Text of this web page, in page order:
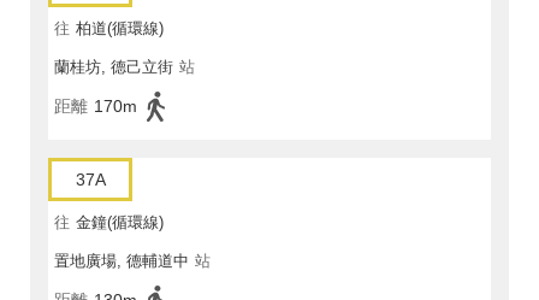
往 柏道(循環線)
蘭桂坊, 德己立街 站
距離 170m
37A
往 金鐘(循環線)
置地廣場, 德輔道中 站